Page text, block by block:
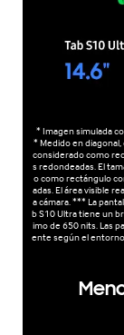
* Imagen simulada
* Medido en diagonal,
considerado como
s redondeadas. El
o como rectángulo
adas. El área visible
a cámara. *** La
b S10 Ultra tiene un
imo de 650 nits. Las
ente según el